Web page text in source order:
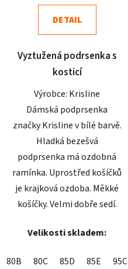
4,8
z
hvězdiček.
DETAIL
Vyztužená podrsenka s
kosticí
Výrobce: Krisline
Dámská podprsenka
značky Krisline v bílé barvě.
Hladká bezešvá
podprsenka má ozdobná
ramínka. Uprostřed košíčků
je krajková ozdoba. Měkké
košíčky. Velmi dobře sedí.
Velikosti skladem:
80B 80C 85D 85E 95C